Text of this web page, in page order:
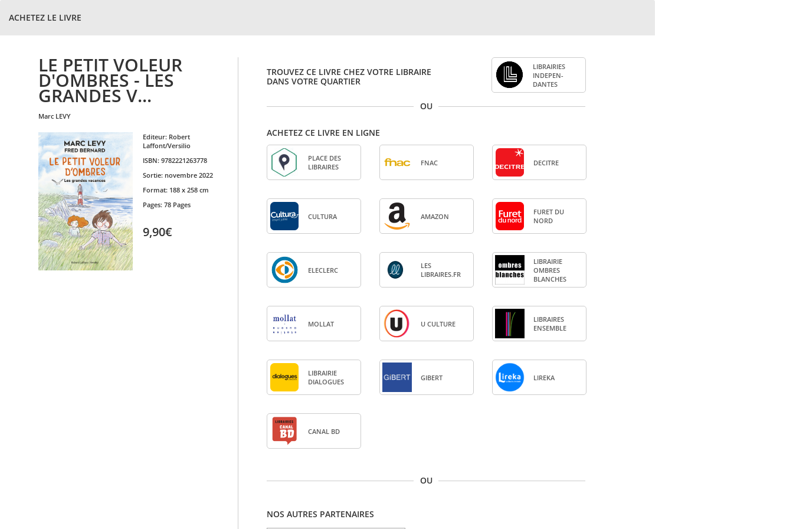
ACHETEZ LE LIVRE
LE PETIT VOLEUR
D'OMBRES - LES
GRANDES V...
marc LEVY
Editeur: Robert
Laffont/Versilio
ISBN: 9782221263778
Sortie: novembre 2022
Format: 188 x 258 cm
Pages: 78 Pages
9,90€
TROUVEZ CE LIVRE CHEZ VOTRE LIBRAIRE
DANS VOTRE QUARTIER
LIBRAI­RIES
INDE­PEN­
DANTES
OU
ACHETEZ CE LIVRE EN LIGNE
PLACE DES
LIBRAIRES
FNAC DECITRE
CULTURA AMA­ZON
FURET DU
NORD
ELE­CLERC
LES
LIBRAIRES.FR
LIBRAI­RIE
OMBRES
BLANCHES
MOL­LAT U CULTURE
LIBRAIRES
ENSEMBLE
LIBRAI­RIE
DIA­LOGUES
GIBERT LIREKA
CANAL BD
OU
NOS AUTRES PARTENAIRES